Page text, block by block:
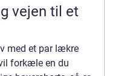
med et par lækre
forkæle en du